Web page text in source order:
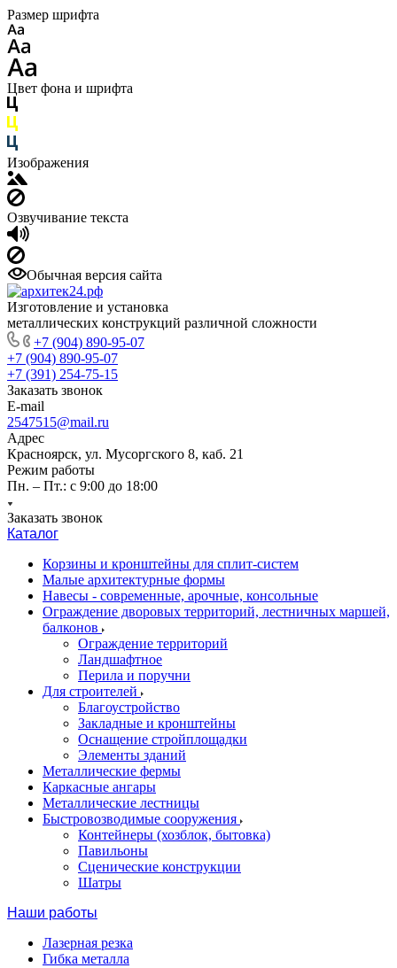
Размер шрифта
Цвет фона и шрифта
Изображения
Озвучивание текста
Обычная версия сайта
Изготовление и установка
металлических конструкций различной сложности
+7 (904) 890-95-07
+7 (904) 890-95-07
+7 (391) 254-75-15
Заказать звонок
E-mail
2547515@mail.ru
Адрес
Красноярск, ул. Мусоргского 8, каб. 21
Режим работы
Пн. – Пт.: с 9:00 до 18:00
Заказать звонок
Каталог
Корзины и кронштейны для сплит-систем
Малые архитектурные формы
Навесы - современные, арочные, консольные
Ограждение дворовых территорий, лестничных маршей,
балконов
Ограждение территорий
Ландшафтное
Перила и поручни
Для строителей
Благоустройство
Закладные и кронштейны
Оснащение стройплощадки
Элементы зданий
Металлические фермы
Каркасные ангары
Металлические лестницы
Быстровозводимые сооружения
Контейнеры (хозблок, бытовка)
Павильоны
Сценические конструкции
Шатры
Наши работы
Лазерная резка
Гибка металла